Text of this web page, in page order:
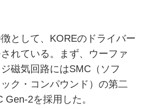
として、KOREのドライバー
れている。まず、ウーファ
磁気回路にはSMC（ソフ
ク・コンパウンド）の第二
Gen-2を採用した。